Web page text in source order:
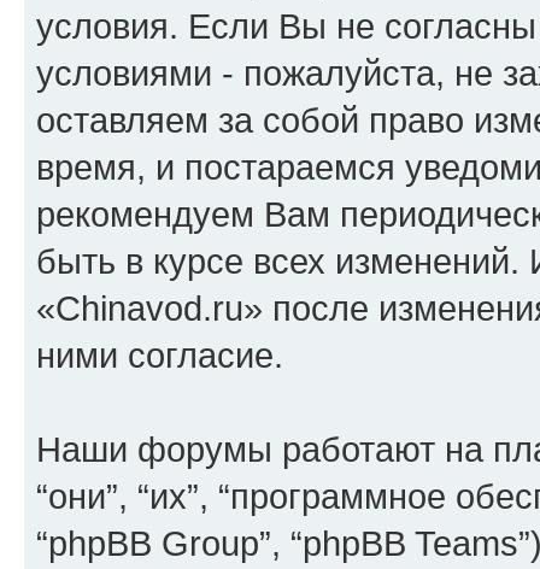
условия. Если Вы не
условиями - пожалуйста, не
оставляем за собой право
время, и постараемся
рекомендуем Вам
быть в курсе всех
«Chinavod.ru» после
ними согласие.
Наши форумы работают на
“они”, “их”, “программное
“phpBB Group”, “phpBB